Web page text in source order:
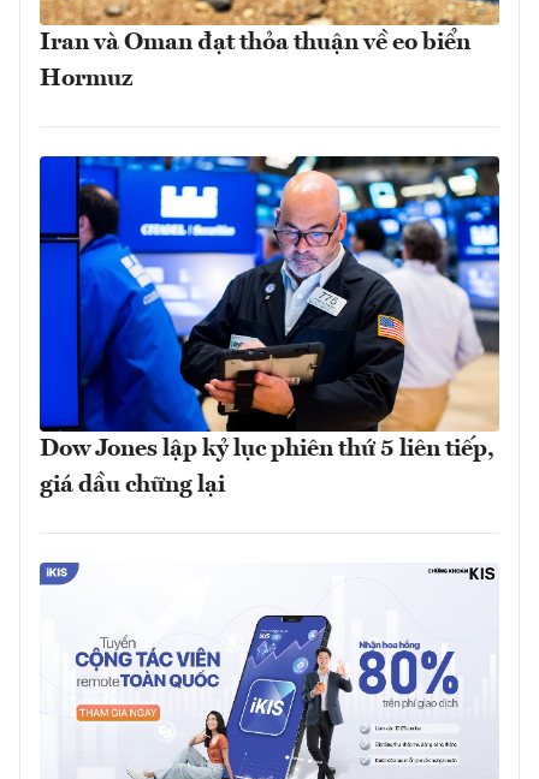
Iran và Oman đạt thỏa thuận về eo biển
Hormuz
Dow Jones lập kỷ lục phiên thứ 5 liên tiếp,
giá dầu chững lại